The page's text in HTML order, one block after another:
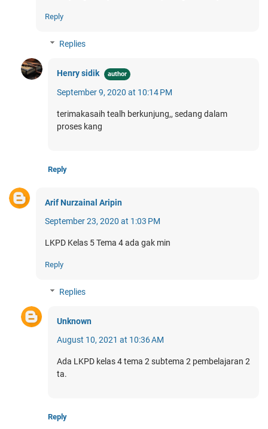
Reply
Replies
Henry sidik
September 9, 2020 at 10:14 PM
terimakasaih tealh berkunjung,, sedang dalam
proses kang
Reply
Arif Nurzainal Aripin
September 23, 2020 at 1:03 PM
LKPD Kelas 5 Tema 4 ada gak min
Reply
Replies
Unknown
August 10, 2021 at 10:36 AM
Ada LKPD kelas 4 tema 2 subtema 2 pembelajaran 2
ta.
Reply